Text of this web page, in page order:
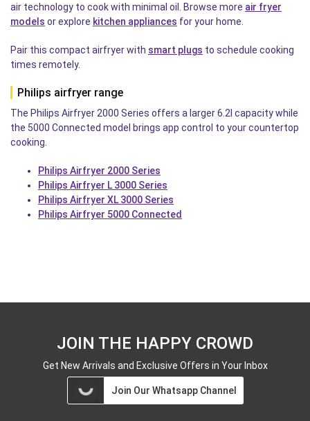
air technology to cook with minimal oil. Browse more air fryer
models or explore kitchen appliances for your home.
Pair this compact airfryer with smart plugs to schedule cooking
times remotely.
Philips airfryer range
The Philips Airfryer 2000 Series offers a larger 6.2l capacity while
the 5000 Connected model brings app control to your countertop
cooking.
Philips Airfryer 2000 Series
Philips Airfryer L 3000 Series
Philips Airfryer XL 3000 Series
Philips Airfryer 5000 Connected
JOIN THE HAPPY CROWD
Get New Arrivals and Exclusive Offers in Your Inbox
Join Our Whatsapp Channel